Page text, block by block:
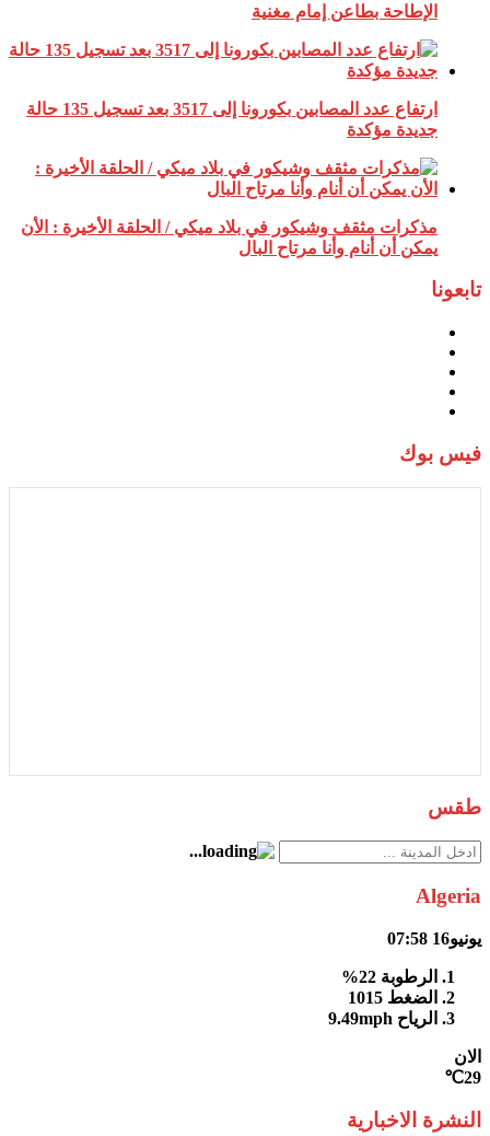
الإطاحة بطاعن إمام مغنية
ارتفاع عدد المصابين بكورونا إلى 3517 بعد تسجيل 135 حالة
جديدة مؤكدة
مذكرات مثقف وشيكور في بلاد ميكي / الحلقة الأخيرة : الأن
يمكن أن أنام وأنا مرتاح البال
تابعونا
فيس بوك
طقس
Algeria
يونيو16 07:58
الرطوبة 22%
الضغط 1015
الرياح 9.49mph
الان
29℃
النشرة الاخبارية